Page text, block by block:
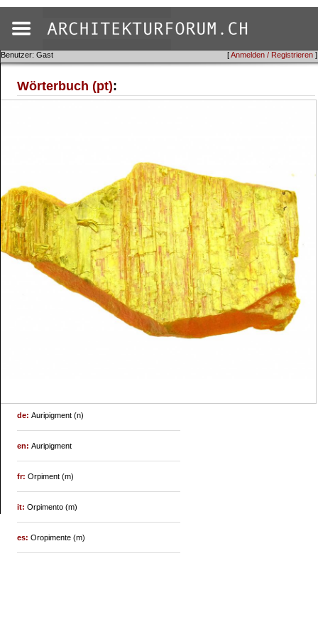
[Anmelden / Registrieren ]
Benutzer: Gast
Wörterbuch (pt):
de:Auripigment (n)
en:Auripigment
fr:Orpiment (m)
it:Orpimento (m)
es:Oropimente (m)